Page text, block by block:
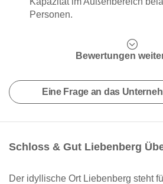
Personen.
Bewertungen
Eine Frage an das
Schloss & Gut Liebenberg
Der idyllische Ort Liebenberg steht